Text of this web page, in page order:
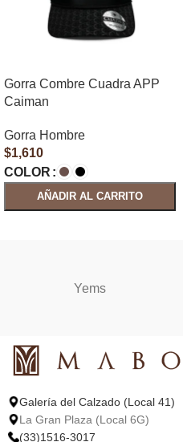
Gorra Combre Cuadra APP
Caiman
Gorra Hombre
$1,610
COLOR
AÑADIR AL CARRITO
Yems
Galería del Calzado (Local 41)
La Gran Plaza (Local 6G)
(33)1516-3017